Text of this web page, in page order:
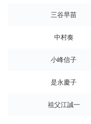
三谷早苗
中村奏
小峰信子
是永慶子
祖父江誠一